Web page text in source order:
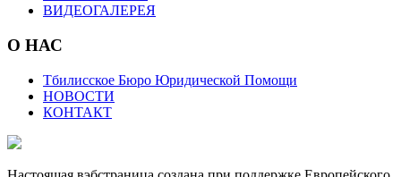
ВИДЕОГАЛЕРЕЯ
О НАС
Тбилисское Бюро Юридической Помощи
НОВОСТИ
КОНТАКТ